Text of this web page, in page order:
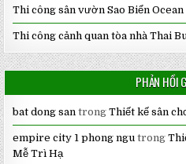
Thi công sân vườn Sao Biển
Thi công cảnh quan tòa nhà Thai
PHẢN HỒI
bat dong san trongThiết kế sân
empire city 1 phong ngu trong
Mễ Trì Hạ